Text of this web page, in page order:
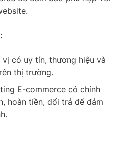
vị có uy tín, thương hiệu và
thị trường.
E-commerce có chính
hoàn tiền, đổi trả để đảm